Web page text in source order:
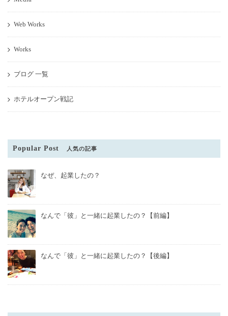
Web Works
Works
ブログ 一覧
ホテルオープン戦記
Popular Post 人気の記事
なぜ、起業したの？
なんで「彼」と一緒に起業したの？【前編】
なんで「彼」と一緒に起業したの？【後編】